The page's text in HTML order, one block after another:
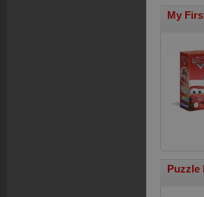
My
Puzzle